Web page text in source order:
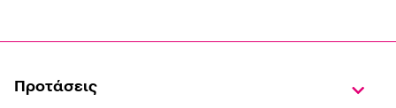
Προτάσεις